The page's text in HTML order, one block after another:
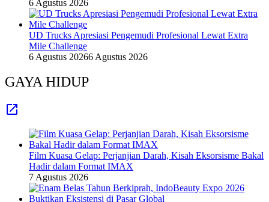
6 Agustus 2026
UD Trucks Apresiasi Pengemudi Profesional Lewat Extra
Mile Challenge
6 Agustus 20266 Agustus 2026
GAYA HIDUP
Film Kuasa Gelap: Perjanjian Darah, Kisah Eksorsisme Bakal
Hadir dalam Format IMAX
7 Agustus 2026